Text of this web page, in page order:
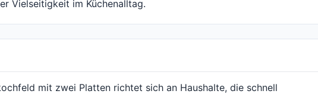
Vielseitigkeit im Küchenalltag.
mit zwei Platten richtet sich an Haushalte, die schnell